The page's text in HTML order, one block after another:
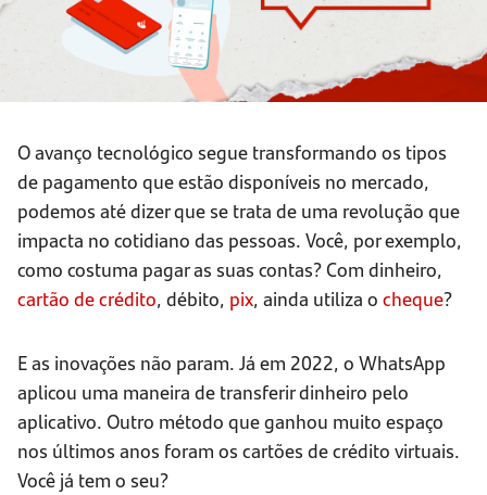
O avanço tecnológico segue transformando os tipos
de pagamento que estão disponíveis no mercado,
podemos até dizer que se trata de uma revolução que
impacta no cotidiano das pessoas. Você, por exemplo,
como costuma pagar as suas contas? Com dinheiro,
cartão de crédito, débito, pix, ainda utiliza o cheque?
E as inovações não param. Já em 2022, o WhatsApp
aplicou uma maneira de transferir dinheiro pelo
aplicativo. Outro método que ganhou muito espaço
nos últimos anos foram os cartões de crédito virtuais.
Você já tem o seu?